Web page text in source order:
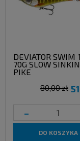
DEVIATOR SWIM
70G SLOW
PIKE
80,00 zł
-
DO KOSZYKA